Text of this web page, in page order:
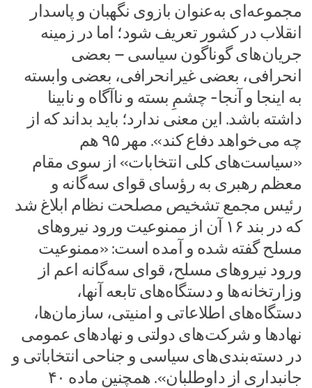
مجموعه‌ای به‌عنوان بازوی نگهبان و پاسدار
انقلاب در کشور تعریف شود؛ اما در زمینه
جریان‌های گوناگون سیاسی – بعضی
انحرافی، بعضی غیرانحرافی، بعضی وابسته
به اینجا و آنجا- چشمِ ‌بسته و ناآگاه و نابینا
داشته باشد. این معنی ندارد؛ باید بداند که از
چه می‌خواهد دفاع کند». مهر ۹۵ هم
«سیاست‌های کلی انتخابات» از سوی مقام
معظم رهبری به رؤسای قوای سه‌گانه و
رئیس مجمع تشخیص مصلحت نظام ابلاغ شد
که در بند ۱۶ آن از ممنوعیت ورود نیروهای
مسلح گفته شده و آمده است: «ممنوعیت
ورود نیروهای مسلح، قوای سه‌گانه اعم از
وزارتخانه‌ها و دستگاه‌های تابعه آنها،
دستگاه‌های اطلاعاتی و امنیتی، سازمان‌ها،
نهادها و شرکت‌های دولتی و نهادهای عمومی
در دسته‌بندی‌های سیاسی و جناحی انتخاباتی و
جانبداری از داوطلبان». همچنین ماده ۴۰